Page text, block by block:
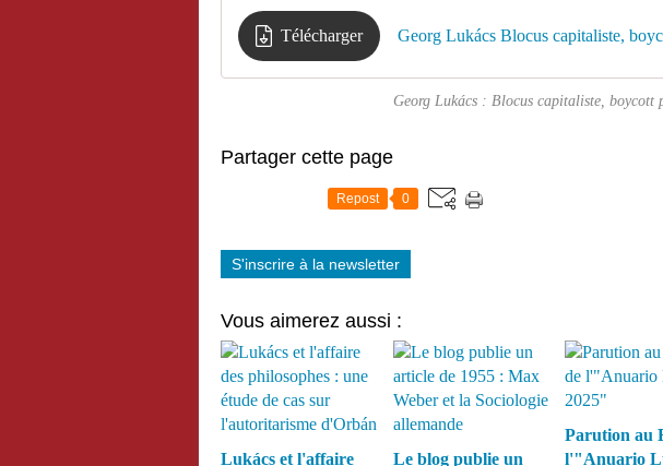
Télécharger Georg Lukács Blocus capitaliste,
Georg Lukács : Blocus capitaliste, boycott
Partager cette page
Repost 0
S'inscrire à la newsletter
Vous aimerez aussi :
Lukács et l'affaire
Le blog publie un
Parution au
l'"Anuario